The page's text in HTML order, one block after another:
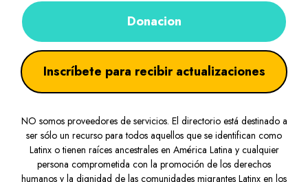
Donacion
Inscríbete para recibir actualizaciones
NO somos proveedores de servicios. El directorio está destinado a
ser sólo un recurso para todos aquellos que se identifican como
Latinx o tienen raíces ancestrales en América Latina y cualquier
persona comprometida con la promoción de los derechos
humanos y la dignidad de las comunidades migrantes Latinx en los